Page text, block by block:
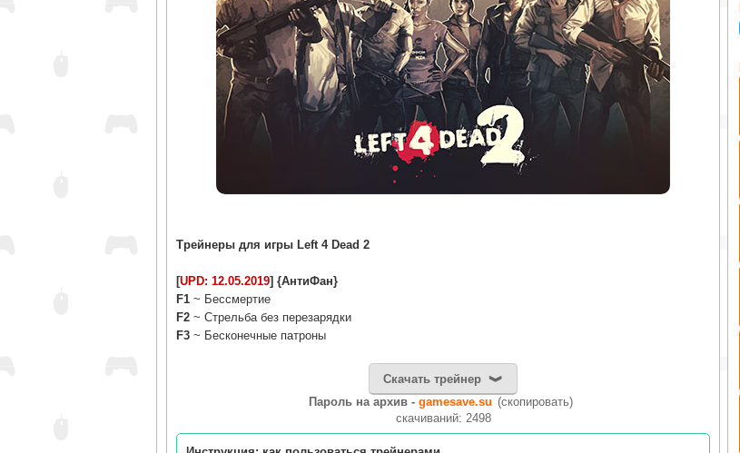
Трейнеры для игры Left 4 Dead 2
[UPD: 12.05.2019] {АнтиФан}
F1 ~ Бессмертие
F2 ~ Стрельба без перезарядки
F3 ~ Бесконечные патроны
Скачать трейнер
Пароль на архив - gamesave.su (скопировать)
cкачиваний: 2498